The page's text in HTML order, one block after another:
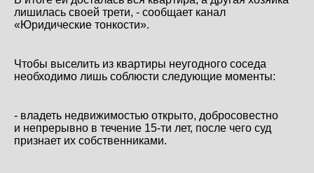
лишилась своей трети, - сообщает канал
«Юридические тонкости».
Чтобы выселить из квартиры неугодного соседа
необходимо лишь соблюсти следующие моменты:
- владеть недвижимостью открыто, добросовестно
и непрерывно в течение 15-ти лет, после чего суд
признает их собственниками.